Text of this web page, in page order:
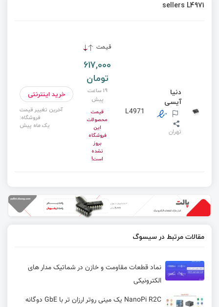
sellers L4971
قیمت
دنیا
آیسی
تهران
L4971
617,000
تومان
19 ساعت
پیش
قیمت
محصولات
این
فروشگاه
بروز
نشده
است!
خرید اینترنتی
آخرین تغییر قیمت
فروشگاه:
یک ماه پیش
مقالات مرتبط در سیسوگ
نماد قطعات مقاومت و خازن در شماتیک مدار های
الکترونیکی
NanoPi R2C یک مینی روتر ارزان تر با GbE دوگانه